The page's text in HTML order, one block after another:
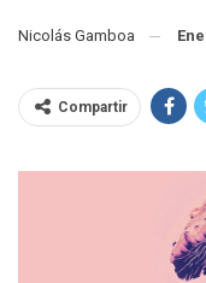
Nicolás Gamboa
Compartir